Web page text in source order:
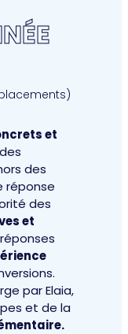
et
des
réponse
des
et
par Elaia,
et de la